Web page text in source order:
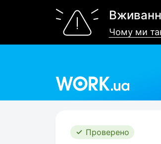
Чому ми
Проверено